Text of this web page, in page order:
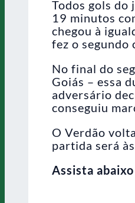
Todos gols do
19 minutos
chegou à
fez o segundo
No final do
Goiás – essa
adversário
conseguiu
O Verdão
partida será
Assista